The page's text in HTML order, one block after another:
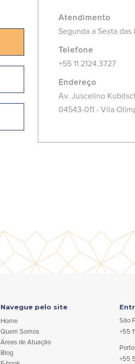
Atendimento
Segunda a Sexta das
Telefone
+55 11 2124.3727
Endereço
Av. Juscelino
04543-011 - Vila
Navegue pelo site
Home
Quem Somos
Áreas de Atuação
Blog
São
+55
+55